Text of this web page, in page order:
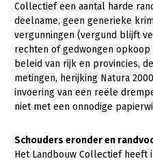
Schapenhouderij
Varkenshouderij
Vleesveehouderij
Paddenstoelen
Vollegrondsgroente
Multifunctionele
Multifunctioneel
Vrouw en Bedrijf
Onderwerpen
Nieuwsabonnement
Collectief een aantal harde
deelname, geen generieke
vergunningen (vergund blijft
rechten of gedwongen
beleid van rijk en provincies,
metingen, herijking Natura
invoering van een reële
niet met een onnodige
Schouders eronder en
Het Landbouw Collectief heeft